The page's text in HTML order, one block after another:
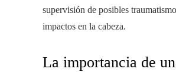
supervisión de posibles
impactos en la cabeza.
La importancia de